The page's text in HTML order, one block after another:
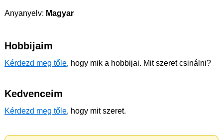
Anyanyelv: Magyar
Hobbijaim
Kérdezd meg tőle, hogy mik a hobbijai. Mit szeret csinálni?
Kedvenceim
Kérdezd meg tőle, hogy mit szeret.